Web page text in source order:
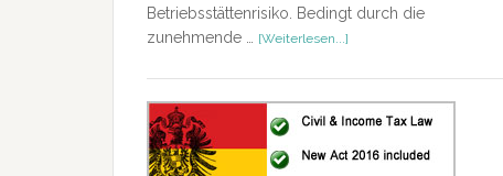
Betriebsstättenrisiko. Bedingt durch die
zunehmende …
[Weiterlesen...]
Betriebsstätten-